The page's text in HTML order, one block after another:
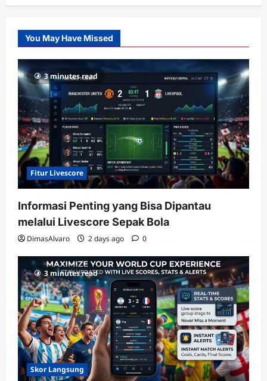
Slot
Gacor
RTP
terupdate
You May Have Missed
3 minutes read
Fitur Livescore
Informasi Penting yang Bisa Dipantau
melalui Livescore Sepak Bola
DimasAlvaro 2 days ago 0
3 minutes read
Skor Langsung